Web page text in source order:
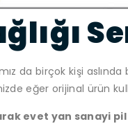
da birçok kişi
eğer orijinal ürün
evet yan sanayi pil